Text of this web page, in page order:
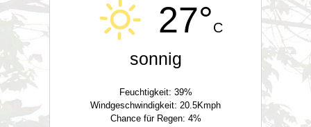
27°C
sonnig
Feuchtigkeit: 39%
Windgeschwindigkeit: 20.5Kmph
Chance für Regen: 4%